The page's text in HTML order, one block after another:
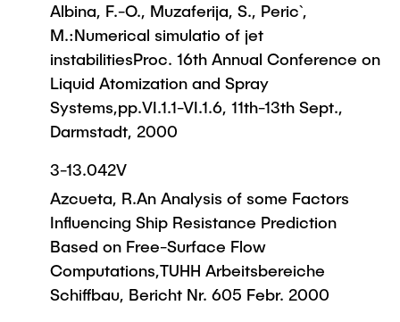
Albina, F.-O., Muzaferija, S., Peric`,
M.:Numerical simulatio of jet
instabilitiesProc. 16th Annual Conference on
Liquid Atomization and Spray
Systems,pp.VI.1.1-VI.1.6, 11th-13th Sept.,
Darmstadt, 2000
3-13.042V
Azcueta, R.An Analysis of some Factors
Influencing Ship Resistance Prediction
Based on Free-Surface Flow
Computations,TUHH Arbeitsbereiche
Schiffbau, Bericht Nr. 605 Febr. 2000